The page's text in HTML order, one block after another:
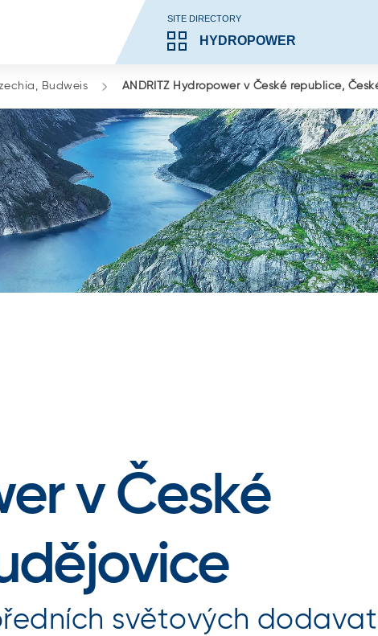
SITE DIRECTORY
HYDROPOWER
Budweis ANDRITZ Hydropower v České republice,
v České
světových